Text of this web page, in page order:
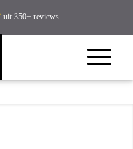
uit 350+ reviews